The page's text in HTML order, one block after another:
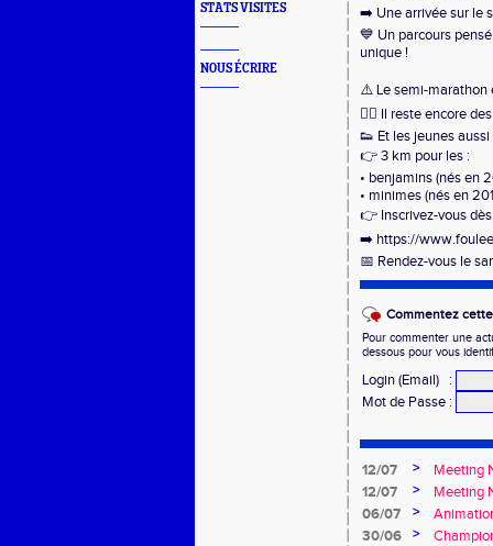
STATS VISITES
NOUS ÉCRIRE
➡️ Une arrivée sur le
💙 Un parcours
unique !
⚠️ Le semi-marathon
🏃‍♂️ Il reste encore
👟 Et les jeunes
👉 3 km pour les :
• benjamins (nés en
• minimes (nés en
👉 Inscrivez-vous
➡️ https://
📅 Rendez-vous le
Commentez
Pour commenter une
dessous pour vous
Login (Email)
:
Mot de Passe :
12/07 >
Meeting
12/07
>
Meeting
06/07
>
30/06
>